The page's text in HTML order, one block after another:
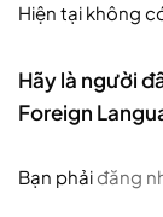
Hiện tại không
Hãy là người
Foreign
Bạn phải đăng